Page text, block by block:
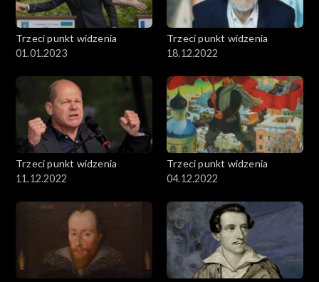
Trzeci punkt widzenia
01.01.2023
Trzeci punkt widzenia
18.12.2022
Trzeci punkt widzenia
11.12.2022
Trzeci punkt widzenia
04.12.2022